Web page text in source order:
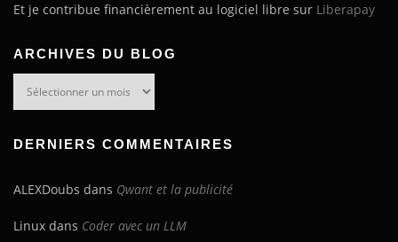
Et je contribue financièrement au logiciel libre sur Liberapay
ARCHIVES DU BLOG
DERNIERS COMMENTAIRES
ALEXDoubs dans Qwant et la publicité
Linux dans Coder avec un LLM